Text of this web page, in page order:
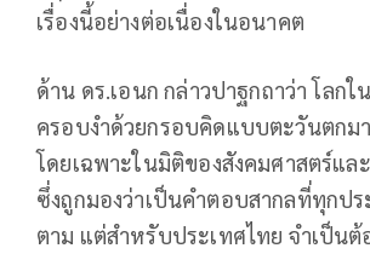
เรื่องนี้อย่างต่อเนื่องในอนาคต
ด้าน ดร.เอนก กล่าวปาฐกถาว่า โลก
ครอบงำด้วยกรอบคิดแบบตะวันตกม
โดยเฉพาะในมิติของสังคมศาสตร์แ
ซึ่งถูกมองว่าเป็นคำตอบสากลที่ทุกปร
ตาม แต่สำหรับประเทศไทย จำเป็นต้